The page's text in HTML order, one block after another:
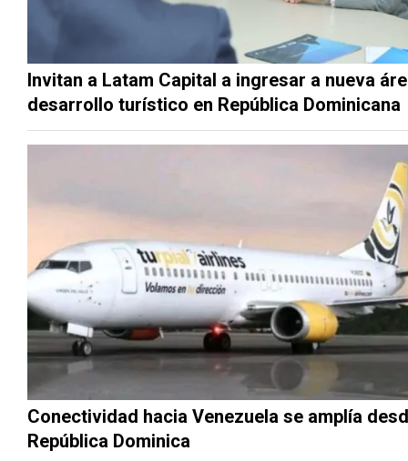
Invitan a Latam Capital a ingresar a nueva
desarrollo turístico en República Dominicana
Conectividad hacia Venezuela se amplía
República Dominica